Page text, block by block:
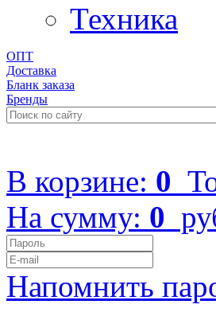
Техника
ОПТ
Доставка
Бланк заказа
Бренды
В корзине: 0
На сумму: 0
Напомнить